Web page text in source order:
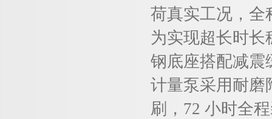
荷真实工况，全
为实现超长时
钢底座搭配减震
计量泵采用耐磨
刷，72 小时全